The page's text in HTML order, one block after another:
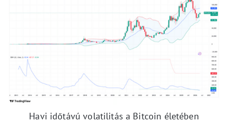
Havi időtávú volatilitás a Bitcoin életében